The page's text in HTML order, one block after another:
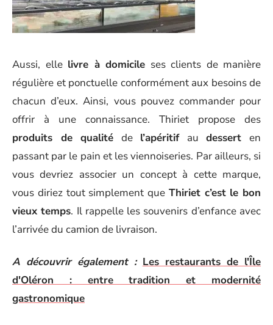
Aussi, elle livre à domicile ses clients de manière
régulière et ponctuelle conformément aux besoins de
chacun d’eux. Ainsi, vous pouvez commander pour
offrir à une connaissance. Thiriet propose des
produits de qualité de l’apéritifaudessert en
passant par le pain et les viennoiseries. Par ailleurs, si
vous devriez associer un concept à cette marque,
vous diriez tout simplement que Thiriet c’est le bon
vieux temps. Il rappelle les souvenirs d’enfance avec
l’arrivée du camion de livraison.
A découvrir également : Les restaurants de l'Île
d'Oléron : entre tradition et modernité
gastronomique